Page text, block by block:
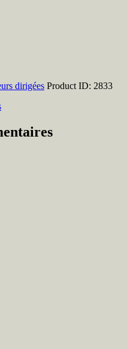
dirigées Product ID: 2833